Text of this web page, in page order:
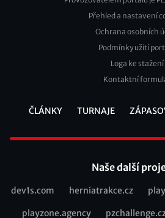
FooterPřehled a nastavení
Ochrana osobních
Podmínky užití
Loga ke stažení
Kontaktní
ČLÁNKY TURNAJE
Naše další
Recommended
dev1s.com herniatrakce.cz
playzone.agency